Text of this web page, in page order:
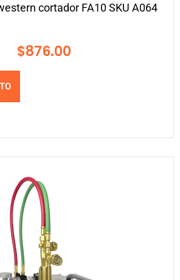
cortador FA10 SKU A064
$876.00